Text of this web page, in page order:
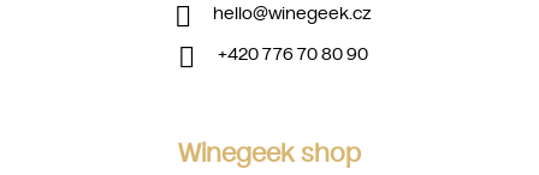
hello@winegeek.cz
+420 776 70 80 90
Winegeek shop